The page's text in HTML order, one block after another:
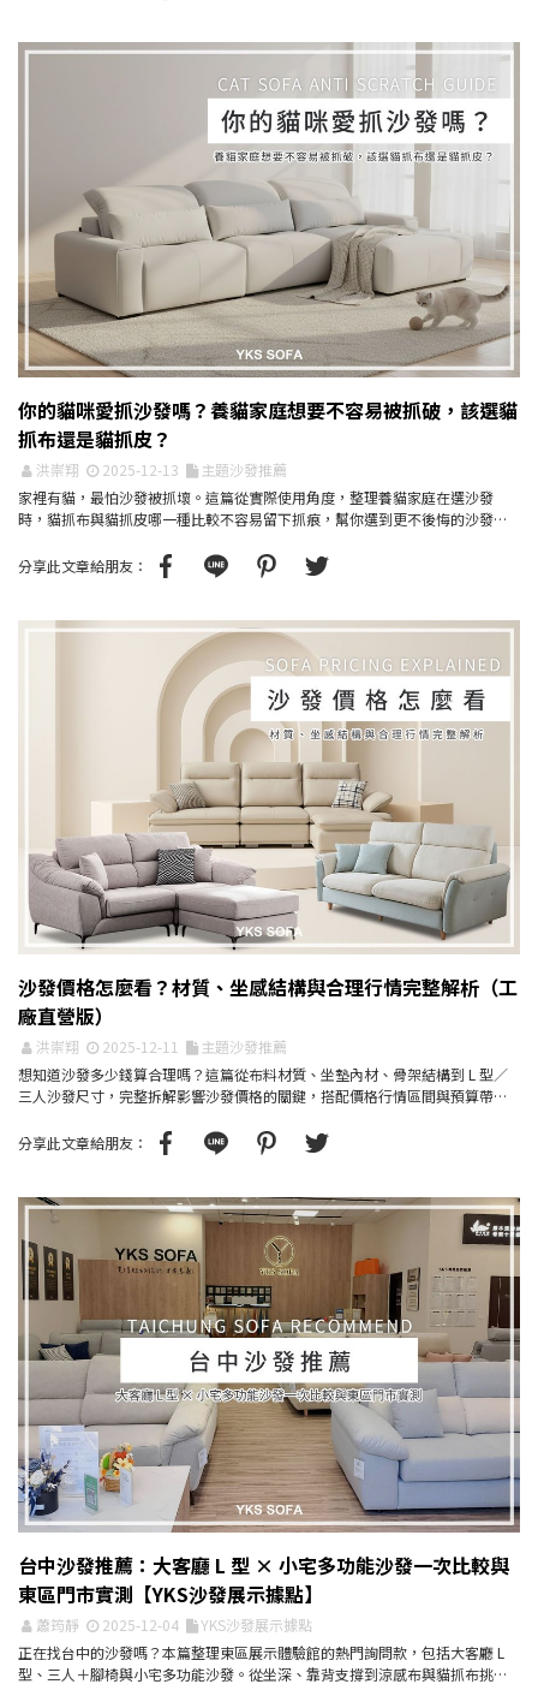
你的貓咪愛抓沙發嗎？養貓家庭想要不容易被抓破，該選貓
抓布還是貓抓皮？
洪崇翔 2025-12-13
主題沙發推薦
家裡有貓，最怕沙發被抓壞。這篇從實際使用角度，整理養貓家庭在選沙發
時，貓抓布與貓抓皮哪一種比較不容易留下抓痕，幫你選到更不後悔的沙發材
分享此文章給朋友：
沙發價格怎麼看？材質、坐感結構與合理行情完整解析（工
廠直營版）
洪崇翔 2025-12-11
主題沙發推薦
想知道沙發多少錢算合理嗎？這篇從布料材質、坐墊內材、骨架結構到 L 型／
三人沙發尺寸，完整拆解影響沙發價格的關鍵，搭配價格行情區間與預算帶建
分享此文章給朋友：
台中沙發推薦：大客廳 L 型 × 小宅多功能沙發一次比較與
東區門市實測【YKS沙發展示據點】
蕭筠靜 2025-12-04
YKS沙發展示據點
正在找台中的沙發嗎？本篇整理東區展示體驗館的熱門詢問款，包括大客廳 L
型、三人＋腳椅與小宅多功能沙發。從坐深、靠背支撐到涼感布與貓抓布挑選